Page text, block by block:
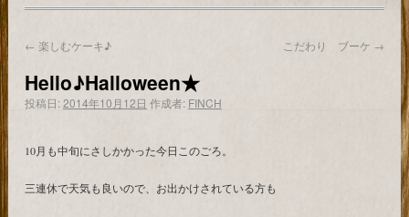
← 楽しむケーキ♪ こだわり ブーケ →
Hello♪Halloween★
投稿日:2014年10月12日 作成者: FINCH
10月も中旬にさしかかった今日このごろ。
三連休で天気も良いので、お出かけされている方も